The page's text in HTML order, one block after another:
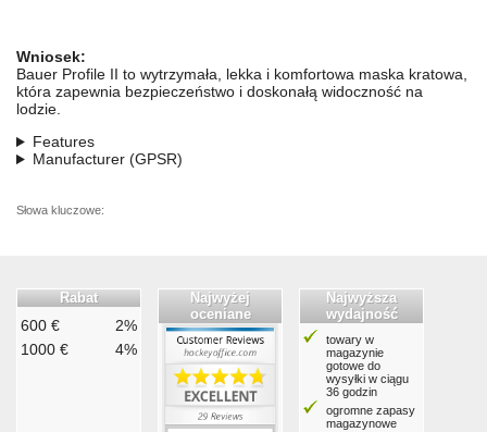
Wniosek:
Bauer Profile II to wytrzymała, lekka i komfortowa maska kratowa,
która zapewnia bezpieczeństwo i doskonałą widoczność na
lodzie.
Features
Manufacturer (GPSR)
Słowa kluczowe:
Rabat
600 €
2%
1000 €
4%
Najwyżej
oceniane
Najwyższa
wydajność
towary w
magazynie
gotowe do
wysyłki w ciągu
36 godzin
ogromne zapasy
magazynowe